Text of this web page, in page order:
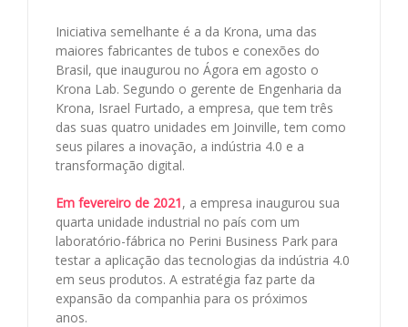
Iniciativa semelhante é a da Krona, uma das
maiores fabricantes de tubos e conexões do
Brasil, que inaugurou no Ágora em agosto o
Krona Lab. Segundo o gerente de Engenharia da
Krona, Israel Furtado, a empresa, que tem três
das suas quatro unidades em Joinville, tem como
seus pilares a inovação, a indústria 4.0 e a
transformação digital.
Em fevereiro de 2021, a empresa inaugurou sua
quarta unidade industrial no país com um
laboratório-fábrica no Perini Business Park para
testar a aplicação das tecnologias da indústria 4.0
em seus produtos. A estratégia faz parte da
expansão da companhia para os próximos
anos.